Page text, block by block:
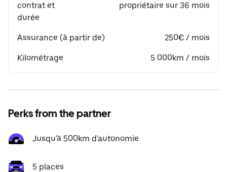
contrat et
durée
propriétaire sur 36 mois
Assurance (à partir de) 250€ / mois
Kilométrage 5 000km / mois
Perks from the partner
Jusqu'à 500km d'autonomie
5 places